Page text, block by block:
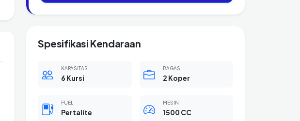
Spesifikasi Kendaraan
KAPASITAS
6 Kursi
BAGASI
2 Koper
FUEL
Pertalite
MESIN
1500 CC